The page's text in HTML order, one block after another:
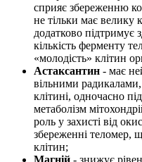
сприяє збереженню
не тільки має велику
додатково підтримує
кількість ферменту
«молодість» клітин
Астаксантин - має
вільними радикалами,
клітині, одночасно
метаболізм
роль у захисті від
збереженні теломер,
клітин;
Магній - знижує